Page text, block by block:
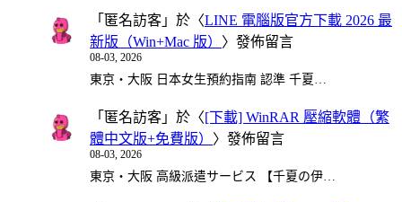
「 匿名訪客 」於〈LINE 電腦版官方下載 2026 最
新版（Win+Mac 版） 〉發佈留言
08-03, 2026
東京・大阪 日本女生預約指南 認準 千夏…
「 匿名訪客 」於〈[下載] WinRAR 壓縮軟體（繁
體中文版+免費版） 〉發佈留言
08-03, 2026
東京・大阪 高級派遣サービス 【千夏の伊…